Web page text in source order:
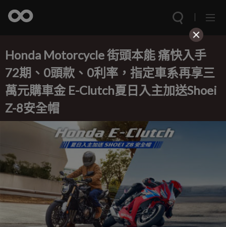
Honda Motorcycle 街頭本能 痛快入手
72期、0頭款、0利率，指定車系再享三
萬元購車金 E-Clutch夏日入主加送Shoei
Z-8安全帽